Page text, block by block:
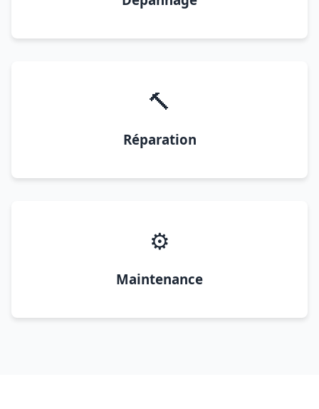
🔨
Réparation
⚙️
Maintenance